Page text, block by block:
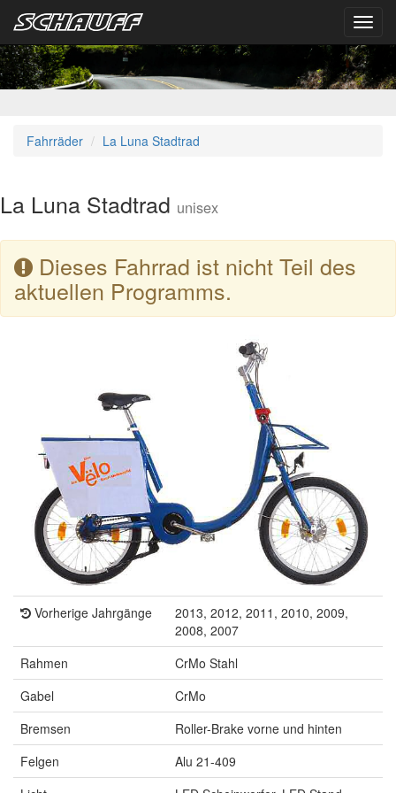
Fahrräder La Luna Stadtrad
La Luna Stadtrad unisex
Dieses Fahrrad ist nicht Teil des
aktuellen Programms.
Vorherige Jahrgänge
2013, 2012, 2011, 2010, 2009,
2008, 2007
Rahmen
CrMo Stahl
Gabel
CrMo
Bremsen
Roller-Brake vorne und hinten
Felgen
Alu 21-409